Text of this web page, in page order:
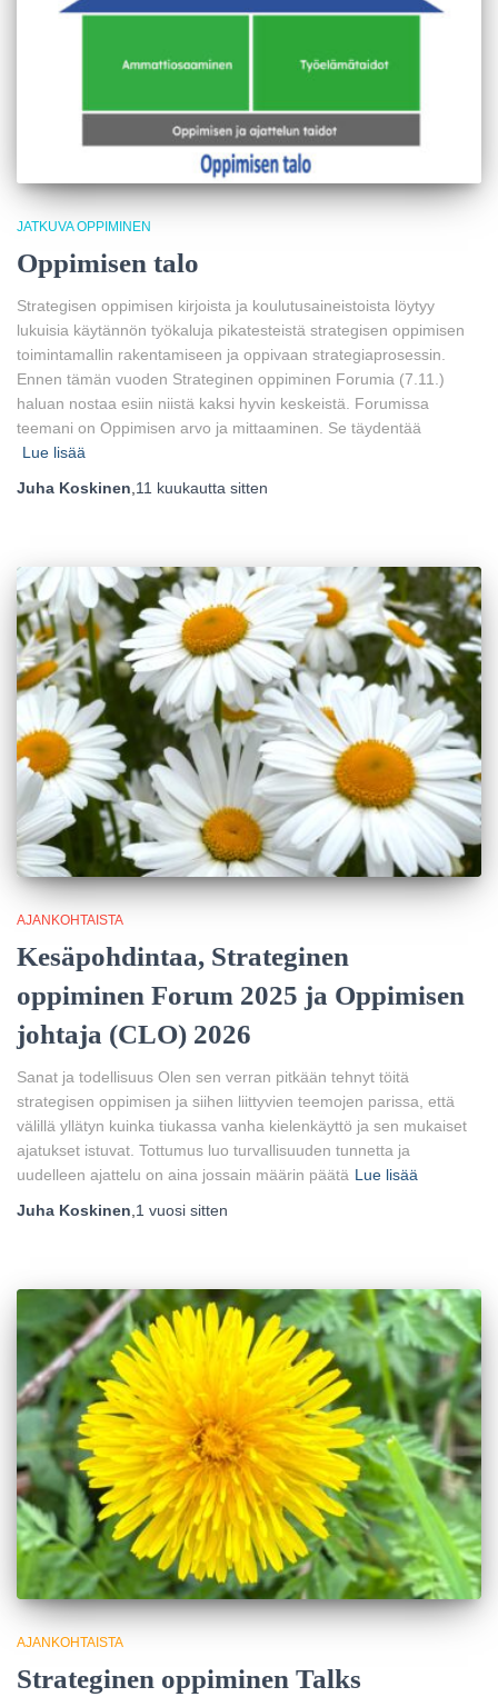
JATKUVA OPPIMINEN
Oppimisen talo
Strategisen oppimisen kirjoista ja koulutusaineistoista löytyy
lukuisia käytännön työkaluja pikatesteistä strategisen oppimisen
toimintamallin rakentamiseen ja oppivaan strategiaprosessin.
Ennen tämän vuoden Strateginen oppiminen Forumia (7.11.)
haluan nostaa esiin niistä kaksi hyvin keskeistä. Forumissa
teemani on Oppimisen arvo ja mittaaminen. Se täydentää
Lue lisää
Juha Koskinen,11 kuukautta sitten
AJANKOHTAISTA
Kesäpohdintaa, Strateginen
oppiminen Forum 2025 ja Oppimisen
johtaja (CLO) 2026
Sanat ja todellisuus Olen sen verran pitkään tehnyt töitä
strategisen oppimisen ja siihen liittyvien teemojen parissa, että
välillä yllätyn kuinka tiukassa vanha kielenkäyttö ja sen mukaiset
ajatukset istuvat. Tottumus luo turvallisuuden tunnetta ja
uudelleen ajattelu on aina jossain määrin päätä Lue lisää
Juha Koskinen 1 vuosi sitten
AJANKOHTAISTA
Strateginen oppiminen Talks